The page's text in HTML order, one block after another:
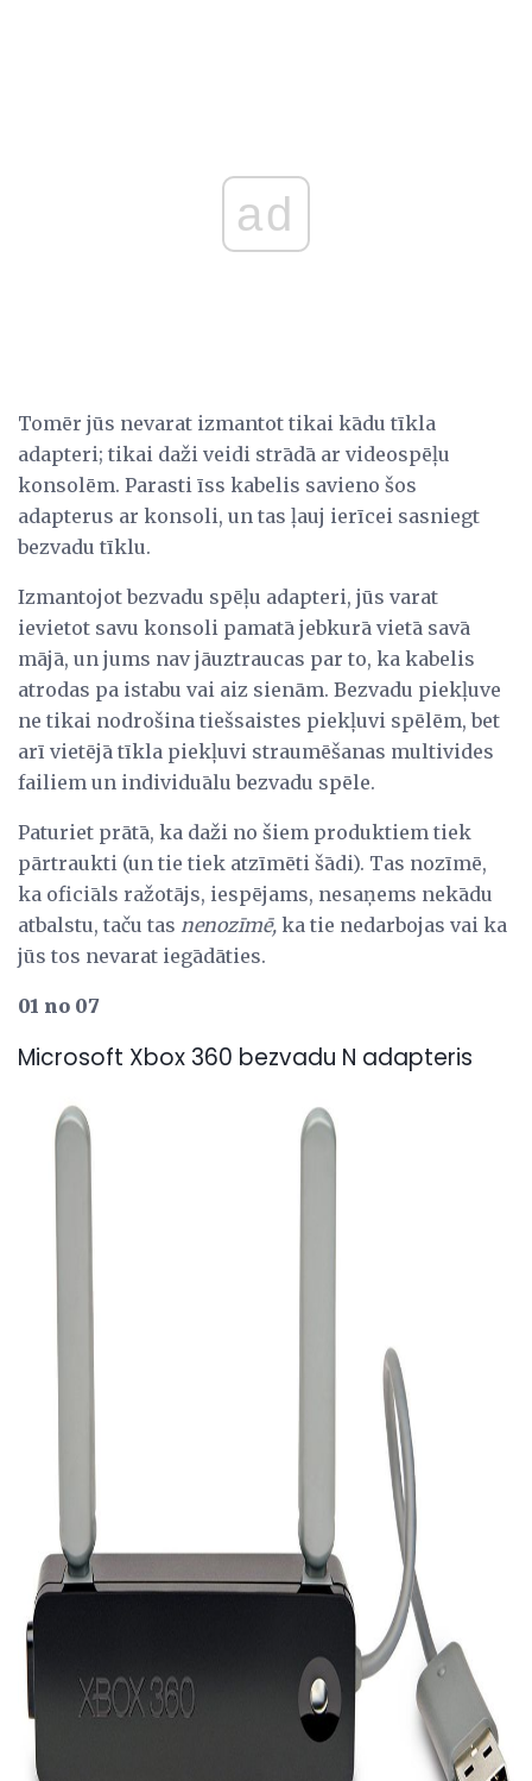
ad
Tomēr jūs nevarat izmantot tikai kādu tīkla
adapteri; tikai daži veidi strādā ar videospēļu
konsolēm. Parasti īss kabelis savieno šos
adapterus ar konsoli, un tas ļauj ierīcei sasniegt
bezvadu tīklu.
Izmantojot bezvadu spēļu adapteri, jūs varat
ievietot savu konsoli pamatā jebkurā vietā savā
mājā, un jums nav jāuztraucas par to, ka kabelis
atrodas pa istabu vai aiz sienām. Bezvadu piekļuve
ne tikai nodrošina tiešsaistes piekļuvi spēlēm, bet
arī vietējā tīkla piekļuvi straumēšanas multivides
failiem un individuālu bezvadu spēle.
Paturiet prātā, ka daži no šiem produktiem tiek
pārtraukti (un tie tiek atzīmēti šādi). Tas nozīmē,
ka oficiāls ražotājs, iespējams, nesaņems nekādu
atbalstu, taču tas nenozīmē, ka tie nedarbojas vai ka
jūs tos nevarat iegādāties.
01 no 07
Microsoft Xbox 360 bezvadu N adapteris